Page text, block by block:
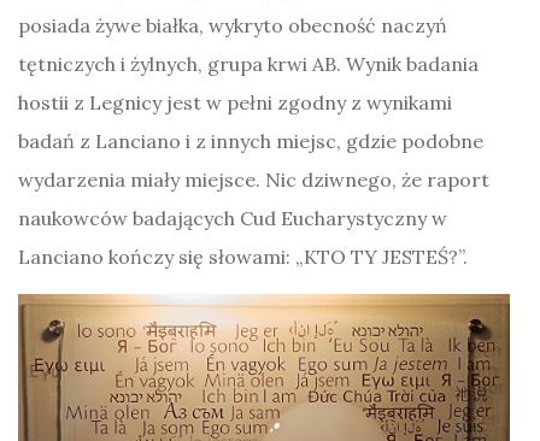
posiada żywe białka, wykryto obecność naczyń
tętniczych i żylnych, grupa krwi AB. Wynik badania
hostii z Legnicy jest w pełni zgodny z wynikami
badań z Lanciano i z innych miejsc, gdzie podobne
wydarzenia miały miejsce. Nic dziwnego, że raport
naukowców badających Cud Eucharystyczny w
Lanciano kończy się słowami: „KTO TY JESTEŚ?”.